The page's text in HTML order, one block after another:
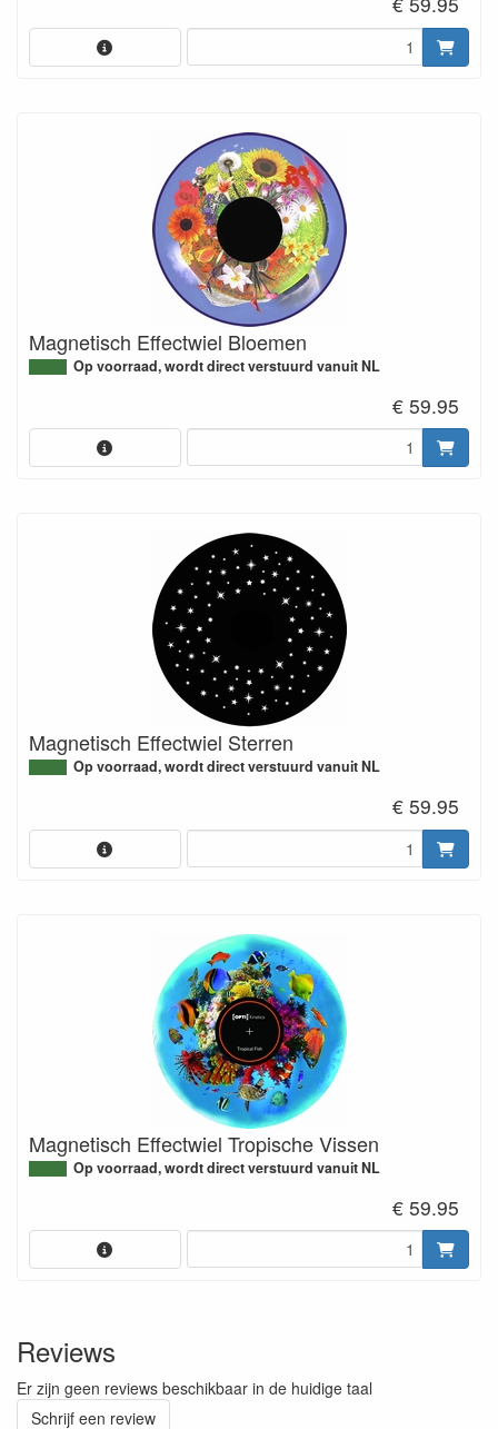
Magnetisch Effectwiel Bloemen
Op voorraad, wordt direct verstuurd vanuit NL
€ 59.95
Magnetisch Effectwiel Sterren
Op voorraad, wordt direct verstuurd vanuit NL
€ 59.95
Magnetisch Effectwiel Tropische Vissen
Op voorraad, wordt direct verstuurd vanuit NL
€ 59.95
Reviews
Er zijn geen reviews beschikbaar in de huidige taal
Schrijf een review